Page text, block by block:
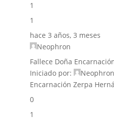
1
1
hace 3 años, 3 meses
Neophron
Fallece Doña
Iniciado por:
Neophron
Encarnación Zerpa
0
1